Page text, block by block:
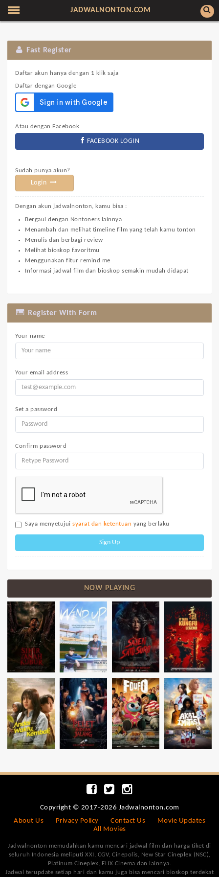
JADWALNONTON.COM
Fast Register
Daftar akun hanya dengan 1 klik saja
Daftar dengan Google
Atau dengan Facebook
FACEBOOK LOGIN
Sudah punya akun?
Login
Dengan akun jadwalnonton, kamu bisa :
Bergaul dengan Nontoners lainnya
Menambah dan melihat timeline film yang telah kamu tonton
Menulis dan berbagi review
Melihat bioskop favoritmu
Menggunakan fitur remind me
Informasi jadwal film dan bioskop semakin mudah didapat
Register With Form
Your name
Your email address
Set a password
Confirm password
Saya menyetujui syarat dan ketentuan yang berlaku
Sign Up
NOW PLAYING
Copyright © 2017-2026 Jadwalnonton.com
About Us
Privacy Policy Contact Us
Movie Updates
All Movies
Jadwalnonton memudahkan kamu mencari jadwal film dan harga tiket di
seluruh Indonesia meliputi XXI, CGV, Cinepolis, New Star Cineplex (NSC),
Platinum Cineplex, FLIX Cinema dan lainnya.
Jadwal terupdate setiap hari dan kamu juga bisa mencari bioskop terdekat